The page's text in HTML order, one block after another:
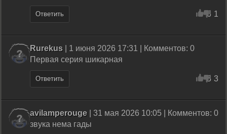
Ответить 6 1
Rurekus | 1 июня 2026 17:31 | Комментов: 0
Первая серия шикарная
Ответить 5 3
avilamperouge | 31 мая 2026 10:05 | Комментов: 0
звука нема гады